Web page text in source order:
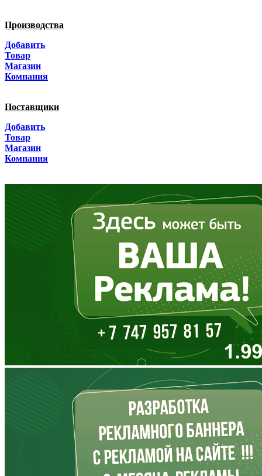
Волгоградская область
Вологодская область
Дагестан
Еврейская АО
Забайкальский край
Запорожская область
Ивановская область
Иркутская область
Кабардино-Балкария
Калининградская область
Калмыкия
Производства
Добавить
Товар
Магазин
Компания
Поставщики
Добавить
Товар
Магазин
Компания